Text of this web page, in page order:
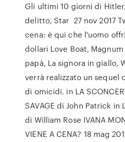
Gli ultimi 10 giorni di
delitto, Star 27 nov 2017
cena: è qui che l'uomo
dollari Love Boat,
papà, La signora in giallo,
verrà realizzato un sequel
di omicidi. in LA
SAVAGE di John Patrick in
di William Rose IVANA
VIENE A CENA? 18 mag